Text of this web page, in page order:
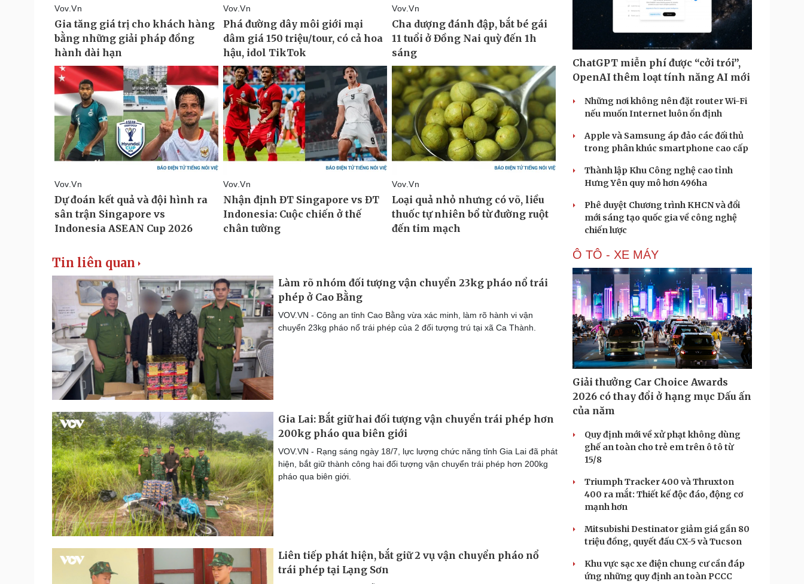
Tin liên quan
Làm rõ nhóm đối tượng vận chuyển 23kg pháo nổ trái
phép ở Cao Bằng
VOV.VN - Công an tỉnh Cao Bằng vừa xác minh, làm rõ hành vi vận
chuyển 23kg pháo nổ trái phép của 2 đối tượng trú tại xã Ca Thành.
Gia Lai: Bắt giữ hai đối tượng vận chuyển trái phép hơn
200kg pháo qua biên giới
VOV.VN - Rạng sáng ngày 18/7, lực lượng chức năng tỉnh Gia Lai đã phát
hiện, bắt giữ thành công hai đối tượng vận chuyển trái phép hơn 200kg
pháo qua biên giới.
Liên tiếp phát hiện, bắt giữ 2 vụ vận chuyển pháo nổ
trái phép tại Lạng Sơn
ChatGPT miễn phí được “cởi trói”,
OpenAI thêm loạt tính năng AI mới
Những nơi không nên đặt router Wi-Fi
nếu muốn Internet luôn ổn định
Apple và Samsung áp đảo các đối thủ
trong phân khúc smartphone cao cấp
Thành lập Khu Công nghệ cao tỉnh
Hưng Yên quy mô hơn 496ha
Phê duyệt Chương trình KHCN và đổi
mới sáng tạo quốc gia về công nghệ
chiến lược
Ô TÔ - XE MÁY
Giải thưởng Car Choice Awards
2026 có thay đổi ở hạng mục Dấu ấn
của năm
Quy định mới về xử phạt không dùng
ghế an toàn cho trẻ em trên ô tô từ
15/8
Triumph Tracker 400 và Thruxton
400 ra mắt: Thiết kế độc đáo, động cơ
mạnh hơn
Mitsubishi Destinator giảm giá gần 80
triệu đồng, quyết đấu CX-5 và Tucson
Khu vực sạc xe điện chung cư cần đáp
ứng những quy định an toàn PCCC